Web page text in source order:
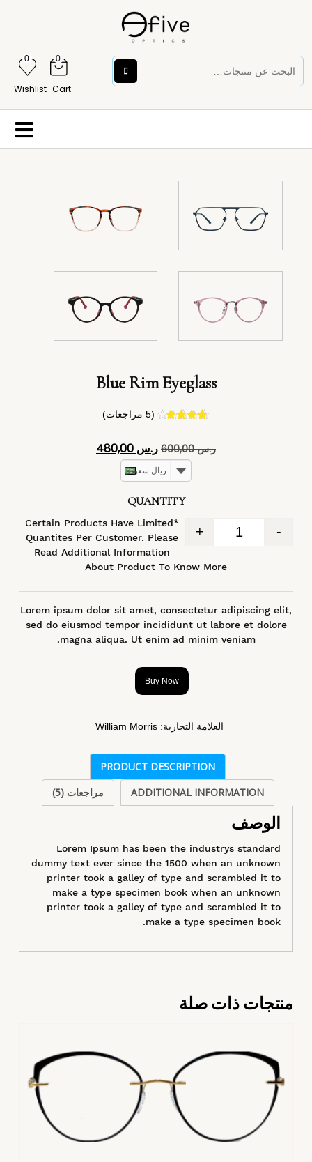
0
Cart
0
Wishlist
Blue Rim Eyeglass
تم التقييم
5 بناءً على
تقييم
4
عملاء
(
5 مراجعات)
ر.س600,00 ر.س
ريال سعودي
QUANTITY
-
+
*Certain Products Have Limited
Quantites Per Customer. Please
Read Additional Information
About Product To Know More
Lorem ipsum dolor sit amet, consectetur adipiscing elit,
sed do eiusmod tempor incididunt ut labore et dolore
magna aliqua. Ut enim ad minim veniam.
Buy Now
العلامة التجارية: William Morris
PRODUCT DESCRIPTION
ADDITIONAL INFORMATION
مراجعات (5)
الوصف
Lorem Ipsum has been the industrys standard
dummy text ever since the 1500 when an unknown
printer took a galley of type and scrambled it to
make a type specimen book when an unknown
printer took a galley of type and scrambled it to
make a type specimen book.
منتجات ذات صلة